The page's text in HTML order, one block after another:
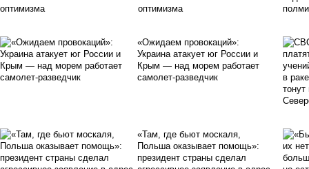
оптимизма
«Ожидаем провокаций»:
Украина атакует юг России и
Крым — над морем работает
самолет-разведчик
«Там, где бьют москаля,
Польша оказывает помощь»:
президент страны сделал